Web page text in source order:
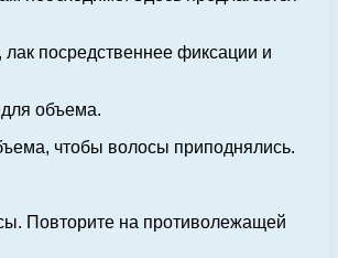
посредственнее фиксации и
объема.
чтобы волосы приподнялись.
Повторите на противолежащей